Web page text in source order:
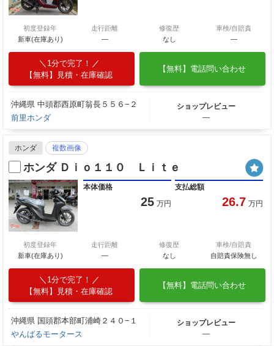
初度登録年
新車(在庫あり)
走行距離
―
修復歴
なし
車検/自賠責
―
1分で完了！
【無料】見積・在庫確認
【無料】電話問い合わせ
沖縄県 中頭郡西原町翁長５５６−２
前里ホンダ
ショップレビュー
―
ホンダ 複数画像
ホンダ Ｄｉｏ１１０ Ｌｉｔｅ
本体価格
25 万円
支払総額
26.7 万円
初度登録年
新車(在庫あり)
走行距離
―
修復歴
なし
車検/自賠責
自賠責保険無し
1分で完了！
【無料】見積・在庫確認
【無料】電話問い合わせ
沖縄県 国頭郡本部町浦崎２４０−１
やんばるモータース
ショップレビュー
―